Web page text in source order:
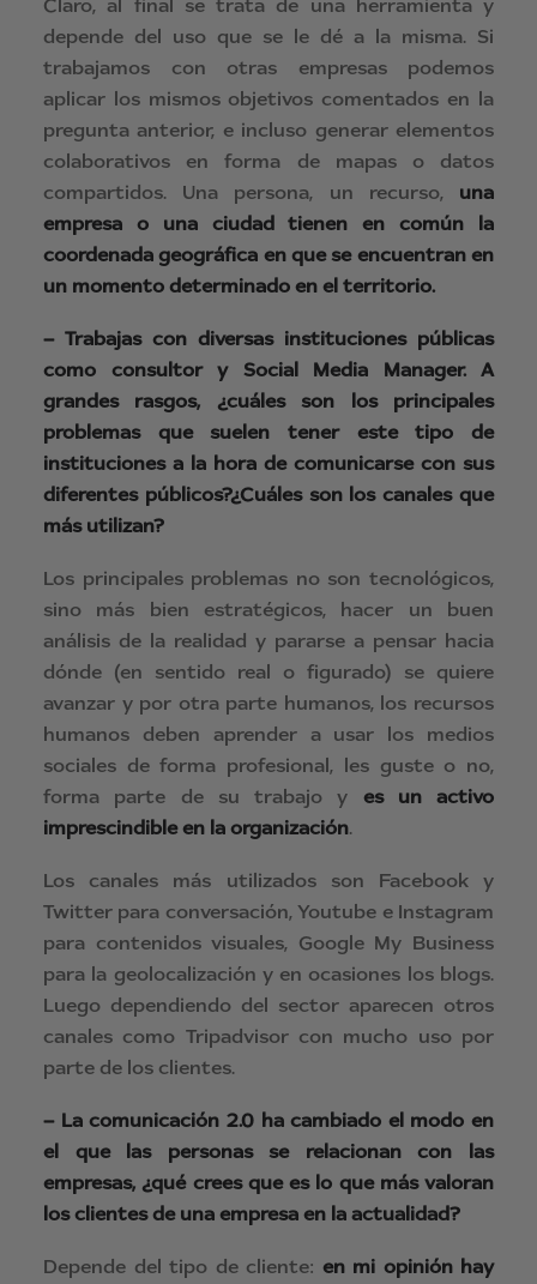
Claro, al final se trata de una herramienta y
depende del uso que se le dé a la misma. Si
trabajamos con otras empresas podemos
aplicar los mismos objetivos comentados en la
pregunta anterior, e incluso generar elementos
colaborativos en forma de mapas o datos
compartidos. Una persona, un recurso, una
empresa o una ciudad tienen en común la
coordenada geográfica en que se encuentran en
un momento determinado en el territorio.
– Trabajas con diversas instituciones públicas
como consultor y Social Media Manager. A
grandes rasgos, ¿cuáles son los principales
problemas que suelen tener este tipo de
instituciones a la hora de comunicarse con sus
diferentes públicos?¿Cuáles son los canales que
más utilizan?
Los principales problemas no son tecnológicos,
sino más bien estratégicos, hacer un buen
análisis de la realidad y pararse a pensar hacia
dónde (en sentido real o figurado) se quiere
avanzar y por otra parte humanos, los recursos
humanos deben aprender a usar los medios
sociales de forma profesional, les guste o no,
forma parte de su trabajo y es un activo
imprescindible en la organización.
Los canales más utilizados son Facebook y
Twitter para conversación, Youtube e Instagram
para contenidos visuales, Google My Business
para la geolocalización y en ocasiones los blogs.
Luego dependiendo del sector aparecen otros
canales como Tripadvisor con mucho uso por
parte de los clientes.
– La comunicación 2.0 ha cambiado el modo en
el que las personas se relacionan con las
empresas, ¿qué crees que es lo que más valoran
los clientes de una empresa en la actualidad?
Depende del tipo de cliente: en mi opinión hay